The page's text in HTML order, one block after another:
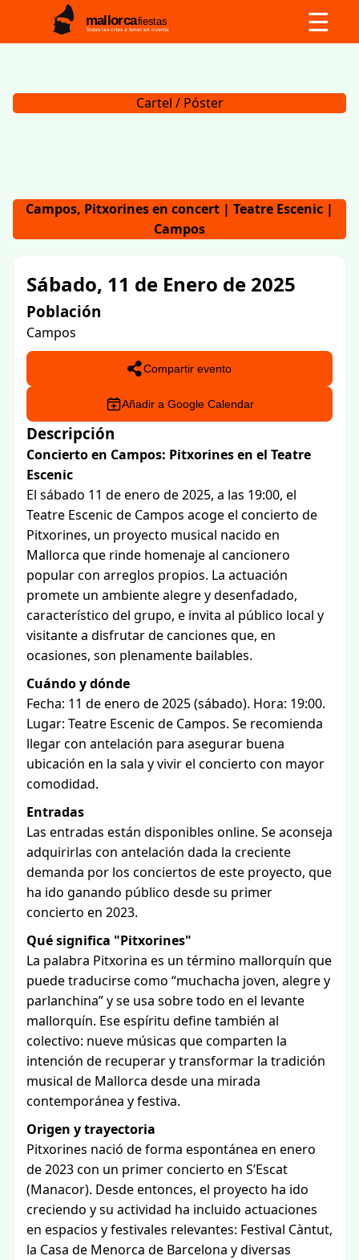
mallorcafiestas
Todas las citas a tener en cuenta ☰
Cartel / Póster
Campos, Pitxorines en concert | Teatre Escenic |
Campos
Sábado, 11 de Enero de 2025
Población
Campos
Compartir evento
Añadir a Google Calendar
Descripción
Concierto en Campos: Pitxorines en el Teatre
Escenic
El sábado 11 de enero de 2025, a las 19:00, el
Teatre Escenic de Campos acoge el concierto de
Pitxorines, un proyecto musical nacido en
Mallorca que rinde homenaje al cancionero
popular con arreglos propios. La actuación
promete un ambiente alegre y desenfadado,
característico del grupo, e invita al público local y
visitante a disfrutar de canciones que, en
ocasiones, son plenamente bailables.
Cuándo y dónde
Fecha: 11 de enero de 2025 (sábado). Hora: 19:00.
Lugar: Teatre Escenic de Campos. Se recomienda
llegar con antelación para asegurar buena
ubicación en la sala y vivir el concierto con mayor
comodidad.
Entradas
Las entradas están disponibles online. Se aconseja
adquirirlas con antelación dada la creciente
demanda por los conciertos de este proyecto, que
ha ido ganando público desde su primer
concierto en 2023.
Qué significa "Pitxorines"
La palabra Pitxorina es un término mallorquín que
puede traducirse como “muchacha joven, alegre y
parlanchina” y se usa sobre todo en el levante
mallorquín. Ese espíritu define también al
colectivo: nueve músicas que comparten la
intención de recuperar y transformar la tradición
musical de Mallorca desde una mirada
contemporánea y festiva.
Origen y trayectoria
Pitxorines nació de forma espontánea en enero
de 2023 con un primer concierto en S’Escat
(Manacor). Desde entonces, el proyecto ha ido
creciendo y su actividad ha incluido actuaciones
en espacios y festivales relevantes: Festival Càntut,
la Casa de Menorca de Barcelona y diversas